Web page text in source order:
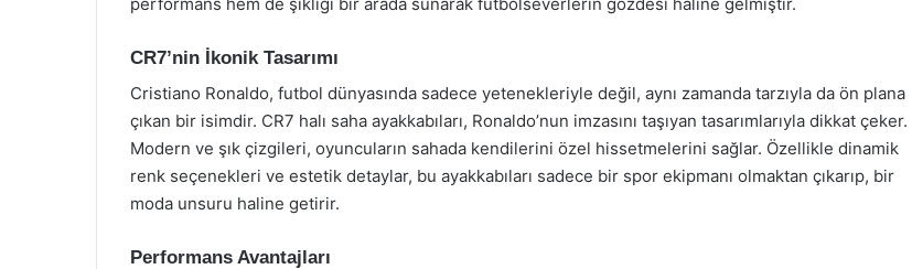
CR7’nin İkonik Tasarımı
Cristiano Ronaldo, futbol dünyasında sadece yetenekleriyle değil, aynı zamanda tarzıyla da ön plana
çıkan bir isimdir. CR7 halı saha ayakkabıları, Ronaldo’nun imzasını taşıyan tasarımlarıyla dikkat çeker.
Modern ve şık çizgileri, oyuncuların sahada kendilerini özel hissetmelerini sağlar. Özellikle dinamik
renk seçenekleri ve estetik detaylar, bu ayakkabıları sadece bir spor ekipmanı olmaktan çıkarıp, bir
moda unsuru haline getirir.
Performans Avantajları